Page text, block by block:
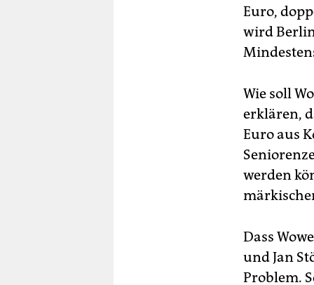
Euro,
wird
Wie soll
erklären,
Euro aus
werden
Dass
und Jan
Problem.